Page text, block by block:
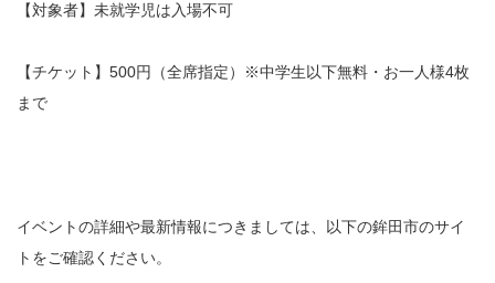
【対象者】未就学児は入場不可
【チケット】500円（全席指定）※中学生以下無料・お一人様4枚
まで
イベントの詳細や最新情報につきましては、以下の鉾田市のサイ
トをご確認ください。